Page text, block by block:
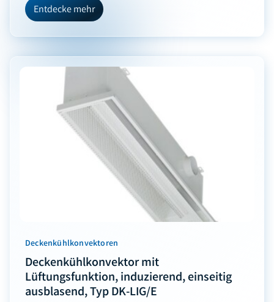
Entdecke mehr
Deckenkühlkonvektoren
Deckenkühlkonvektor mit
Lüftungsfunktion, induzierend, einseitig
ausblasend, Typ DK-LIG/E